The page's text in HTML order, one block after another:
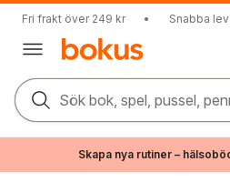
Fri frakt över 249 kr • Snabba
Sök bok, spel, pussel,
Skapa nya rutiner –